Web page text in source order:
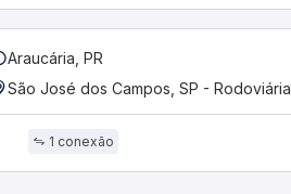
Araucária, PR
São José dos Campos, SP - Rodoviária
1 conexão